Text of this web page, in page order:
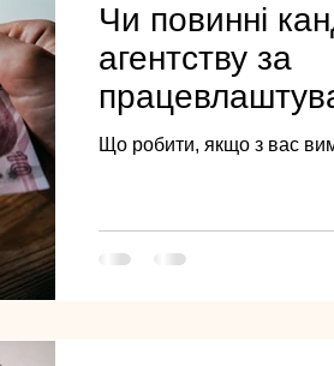
Чи повинні
агентству за
говорить
Що робити, якщо з вас